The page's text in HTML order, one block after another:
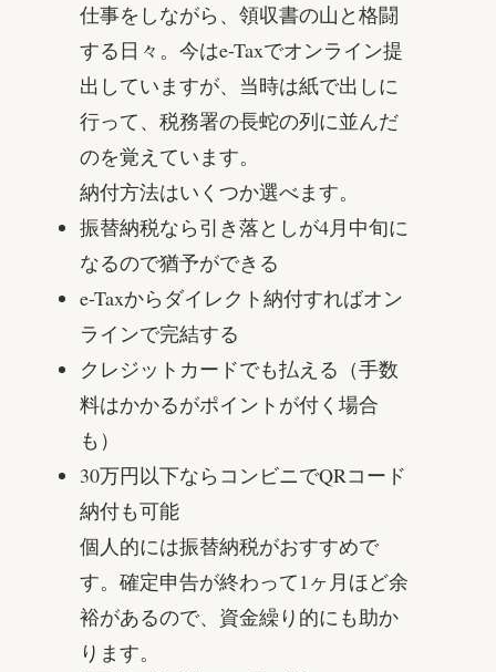
仕事をしながら、領収書の山と格闘
する日々。今はe-Taxでオンライン提
出していますが、当時は紙で出しに
行って、税務署の長蛇の列に並んだ
のを覚えています。
納付方法はいくつか選べます。
振替納税なら引き落としが4月中旬に
なるので猶予ができる
e-Taxからダイレクト納付すればオン
ラインで完結する
クレジットカードでも払える（手数
料はかかるがポイントが付く場合
も）
30万円以下ならコンビニでQRコード
納付も可能
個人的には振替納税がおすすめで
す。確定申告が終わって1ヶ月ほど余
裕があるので、資金繰り的にも助か
ります。